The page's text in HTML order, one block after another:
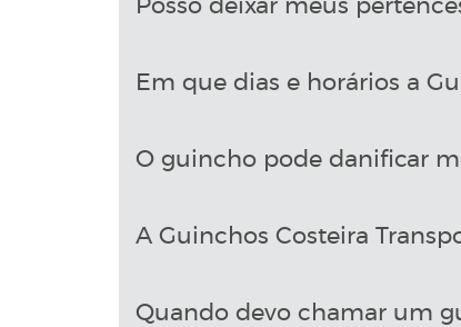
Posso deixar meus
Em que dias e horários a
O guincho pode danificar
A Guinchos Costeira
Quando devo chamar um